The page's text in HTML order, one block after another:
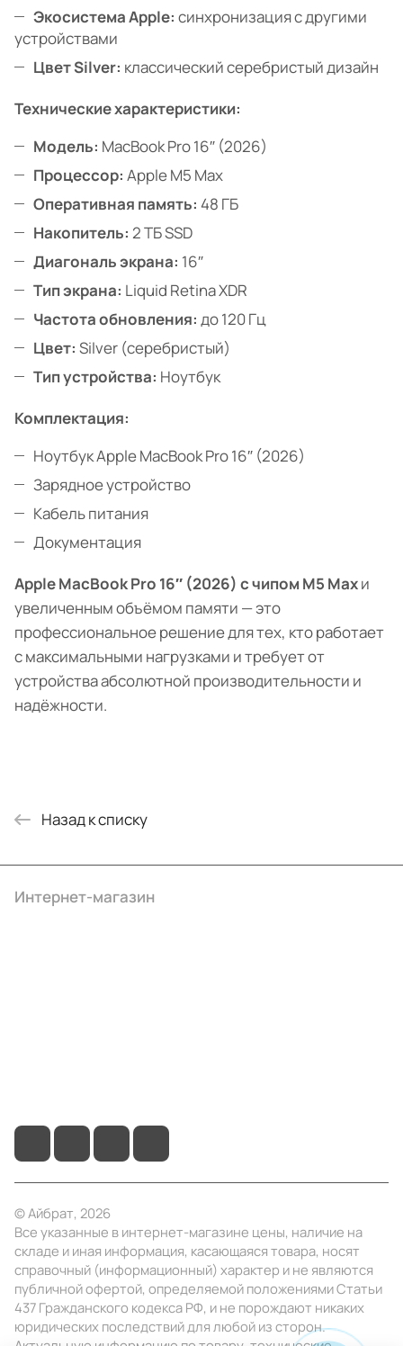
Экосистема Apple: синхронизация с другими
устройствами
Цвет Silver: классический серебристый дизайн
Технические характеристики:
Модель: MacBook Pro 16″ (2026)
Процессор: Apple M5 Max
Оперативная память: 48 ГБ
Накопитель: 2 ТБ SSD
Диагональ экрана: 16″
Тип экрана: Liquid Retina XDR
Частота обновления: до 120 Гц
Цвет: Silver (серебристый)
Тип устройства: Ноутбук
Комплектация:
Ноутбук Apple MacBook Pro 16″ (2026)
Зарядное устройство
Кабель питания
Документация
Apple MacBook Pro 16″ (2026) с чипом M5 Maxи
увеличенным объёмом памяти — это
профессиональное решение для тех, кто работает
с максимальными нагрузками и требует от
устройства абсолютной производительности и
надёжности.
Назад к списку
Интернет-магазин
© Айбрат, 2026
Все указанные в интернет-магазине цены, наличие на
складе и иная информация, касающаяся товара, носят
справочный (информационный) характер и не являются
публичной офертой, определяемой положениями Статьи
437 Гражданского кодекса РФ, и не порождают никаких
юридических последствий для любой из сторон.